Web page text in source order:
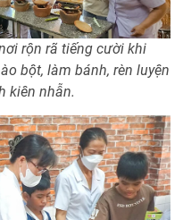
rộn rã tiếng cười khi
bột, làm bánh, rèn luyện
kiên nhẫn.